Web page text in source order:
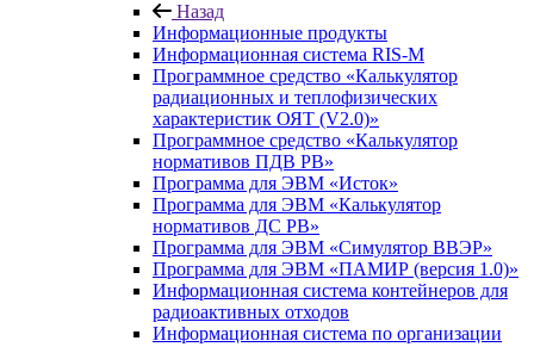
Назад
Информационные продукты
Информационная система RIS-M
Программное средство «Калькулятор
радиационных и теплофизических
характеристик ОЯТ (V2.0)»
Программное средство «Калькулятор
нормативов ПДВ РВ»
Программа для ЭВМ «Исток»
Программа для ЭВМ «Калькулятор
нормативов ДС РВ»
Программа для ЭВМ «Симулятор ВВЭР»
Программа для ЭВМ «ПАМИР (версия 1.0)»
Информационная система контейнеров для
радиоактивных отходов
Информационная система по организации